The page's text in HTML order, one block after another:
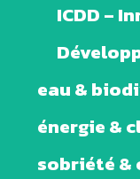
ICDD –
eau &
énergie &
sobriété